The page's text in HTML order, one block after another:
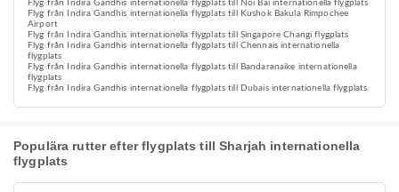
Flyg från Indira Gandhis internationella flygplats till Noi Bai internationella flygplats
Flyg från Indira Gandhis internationella flygplats till Kushok Bakula Rimpochee
Airport
Flyg från Indira Gandhis internationella flygplats till Singapore Changi flygplats
Flyg från Indira Gandhis internationella flygplats till Chennais internationella
flygplats
Flyg från Indira Gandhis internationella flygplats till Bandaranaike internationella
flygplats
Flyg från Indira Gandhis internationella flygplats till Dubais internationella flygplats
Populära rutter efter flygplats till Sharjah internationella
flygplats